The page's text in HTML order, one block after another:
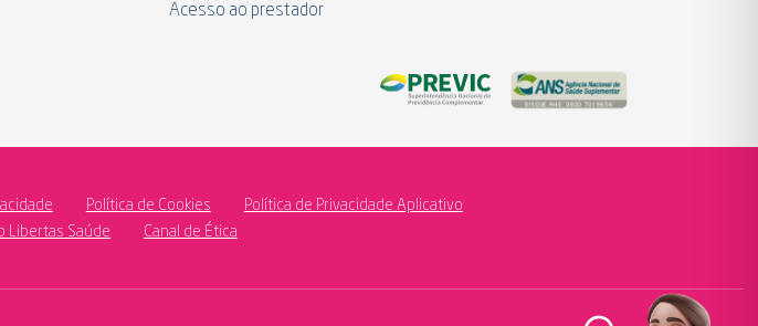
Acesso ao prestador
Política de Cookies
Política de Privacidade Aplicativo
Libertas Saúde
Canal de Ética